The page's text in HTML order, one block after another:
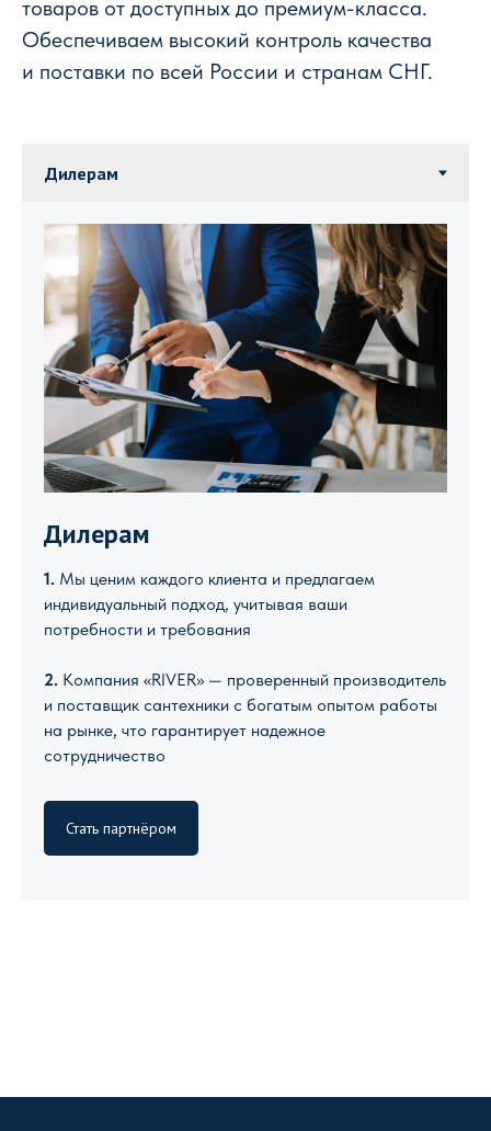
товаров от доступных до премиум-класса.
Обеспечиваем высокий контроль качества
и поставки по всей России и странам СНГ.
Дилерам
1. Мы ценим каждого клиента и предлагаем
индивидуальный подход, учитывая ваши
потребности и требования
2. Компания «RIVER» — проверенный производитель
и поставщик сантехники с богатым опытом работы
на рынке, что гарантирует надежное
сотрудничество
Стать партнёром